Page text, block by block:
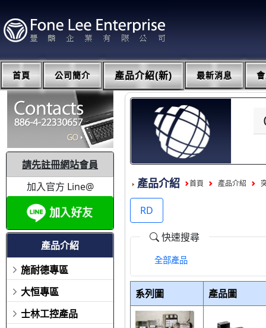
首頁 公司簡介 產品介紹(新) 最新消息
請先註冊網站會員
加入官方 Line@
產品介紹
施耐德專區
大恒專區
士林工控產品
產品介紹 首頁 產品介紹
RD
快速搜尋
全部產品
系列圖 產品圖